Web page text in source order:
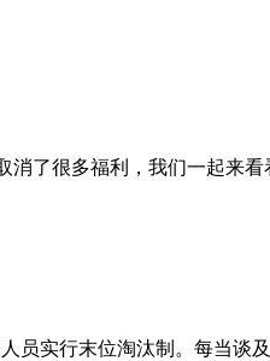
了很多福利，我们一起来看
员实行末位淘汰制。每当谈